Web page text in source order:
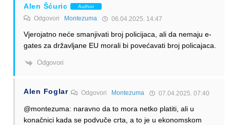
Alen Šćuric Author
Odgovori Montezuma 06.04.2025. 14:47
Vjerojatno neće smanjivati broj policijaca, ali da nemaju e-
gates za državljane EU morali bi povećavati broj policajaca.
Odgovori
Alen Foglar Odgovori Montezuma 07.04.2025. 07:40
@montezuma: naravno da to mora netko platiti, ali u
konačnici kada se podvuče crta, a to je u ekonomskom